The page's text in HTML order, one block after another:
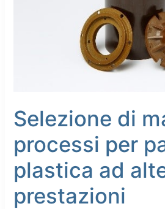
Selezione di
processi per
plastica ad
prestazioni